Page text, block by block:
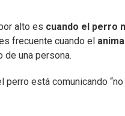
alto es cuando el perro
frecuente cuando el animal
de una persona.
está comunicando